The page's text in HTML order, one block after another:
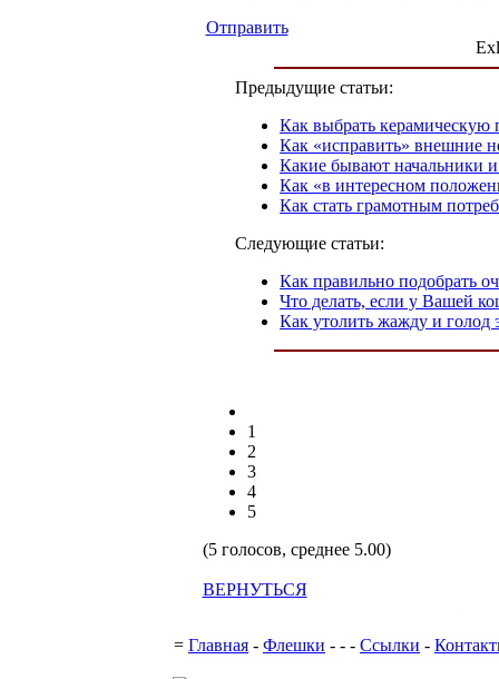
Отправить
Предыдущие статьи:
Как выбрать керамическую
Как «исправить» внешние
Какие бывают начальники
Как «в интересном
Как стать грамотным
Следующие статьи:
Как правильно подобрать
Что делать, если у Вашей
Как утолить жажду и голод
1
2
3
4
5
(5 голосов, среднее 5.00)
ВЕРНУТЬСЯ
= Главная - Флешки - - - Ссылки -